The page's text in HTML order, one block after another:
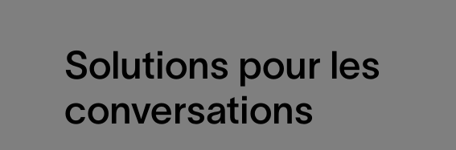
Solutions pour les
conversations